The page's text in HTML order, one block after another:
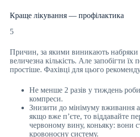
Краще лікування — профілактика
5
Причин, за якими виникають набряки
величезна кількість. Але запобігти їх
простіше. Фахівці для цього
Не менше 2 разів у тиждень
компреси.
Знизити до мінімуму вживання
якщо вже п’єте, то віддавайте
червоному вину, коньяку: вони
кровоносну систему.